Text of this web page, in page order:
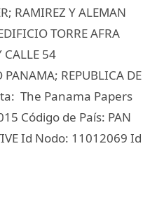
RAMIREZ Y ALEMAN
TORRE AFRA
CALLE 54
REPUBLICA DE
The Panama Papers
Código de País: PAN
Id Nodo: 11012069 Id